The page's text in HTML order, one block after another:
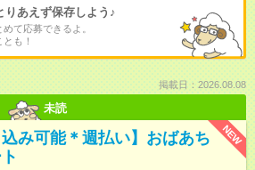
りあえず保存しよう♪
て応募できるよ。
も！
掲載日：2026.08.08
未読
NEW
込み可能＊週払い】おばあち